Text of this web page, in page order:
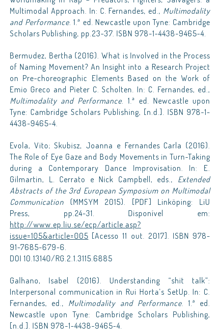
Multimodal Approach. In: C. Fernandes, ed., Multimodality
and Performance. 1.ª ed. Newcastle upon Tyne: Cambridge
Scholars Publishing, pp.23-37. ISBN 978-1-4438-9465-4.
Bermudez, Bertha (2016). What is Involved in the Process
of Naming Movement? An Insight into a Research Project
on Pre-choreographic Elements Based on the Work of
Emio Greco and Pieter C. Scholten. In: C. Fernandes, ed.,
Multimodality and Performance. 1.ª ed. Newcastle upon
Tyne: Cambridge Scholars Publishing, [n.d.]. ISBN 978-1-
4438-9465-4.
Evola, Vito; Skubisz, Joanna e Fernandes Carla (2016).
The Role of Eye Gaze and Body Movements in Turn-Taking
during a Contemporary Dance Improvisation. In: E.
Gilmartin, L. Cerrato e Nick Campbell, eds., Extended
Abstracts of the 3rd European Symposium on Multimodal
Communication (MMSYM 2015). [PDF] Linköping: LiU
Press, pp.24-31. Disponível em:
http://www.ep.liu.se/ecp/article.asp?
issue=105&article=005 [Acesso 11 out. 2017]. ISBN 978-
91-7685-679-6.
DOI 10.13140/RG.2.1.3115.6885
Galhano, Isabel (2016). Understanding “shit talk”:
Interpersonal communication in Rui Horta’s SetUp. In: C.
Fernandes, ed., Multimodality and Performance. 1.ª ed.
Newcastle upon Tyne: Cambridge Scholars Publishing,
[n.d.]. ISBN 978-1-4438-9465-4.